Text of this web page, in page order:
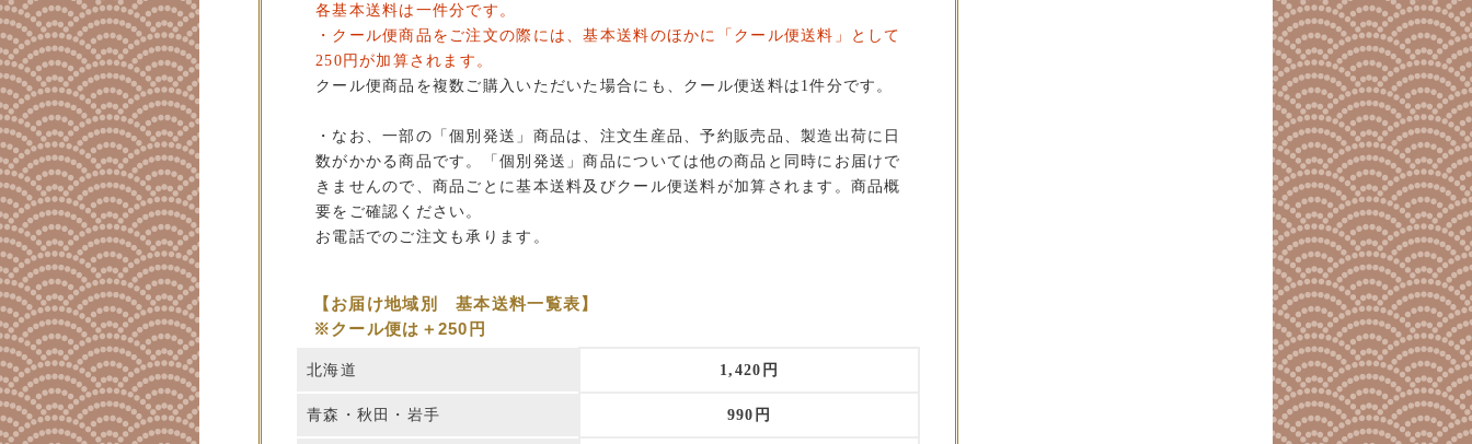
各基本送料は一件分です。
・クール便商品をご注文の際には、基本送料のほかに「クール便送料」として
250円が加算されます。
クール便商品を複数ご購入いただいた場合にも、クール便送料は1件分です。
・なお、一部の「個別発送」商品は、注文生産品、予約販売品、製造出荷に日
数がかかる商品です。「個別発送」商品については他の商品と同時にお届けで
きませんので、商品ごとに基本送料及びクール便送料が加算されます。商品概
要をご確認ください。
お電話でのご注文も承ります。
【お届け地域別 基本送料一覧表】
※クール便は＋250円
北海道 1,420円
青森・秋田・岩手 990円